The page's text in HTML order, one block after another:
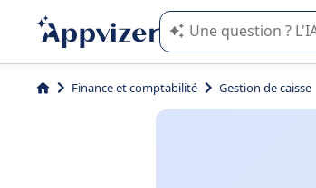
L'IA de Appvizer
Finance et comptabilité Gestion de caisse